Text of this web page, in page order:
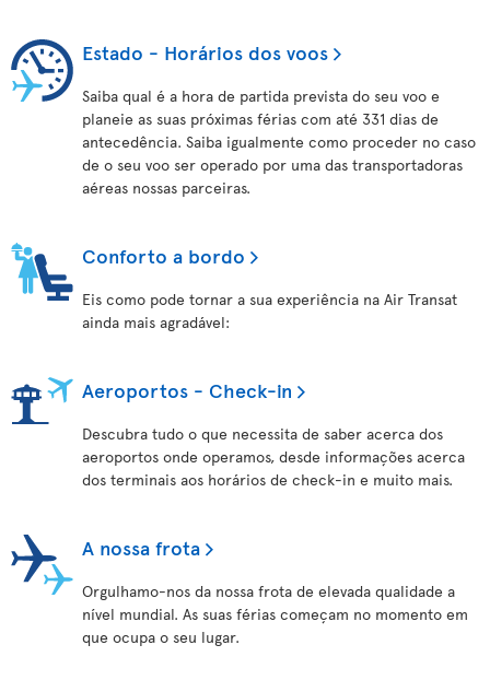
Estado - Horários dos voos
Saiba qual é a hora de partida prevista do seu voo e
planeie as suas próximas férias com até 331 dias de
antecedência. Saiba igualmente como proceder no caso
de o seu voo ser operado por uma das transportadoras
aéreas nossas parceiras.
Conforto a bordo
Eis como pode tornar a sua experiência na Air Transat
ainda mais agradável:
Aeroportos - Check-in
Descubra tudo o que necessita de saber acerca dos
aeroportos onde operamos, desde informações acerca
dos terminais aos horários de check-in e muito mais.
A nossa frota
Orgulhamo-nos da nossa frota de elevada qualidade a
nível mundial. As suas férias começam no momento em
que ocupa o seu lugar.